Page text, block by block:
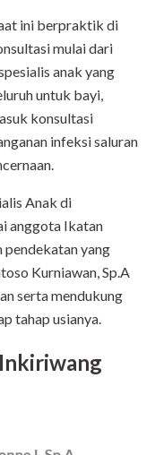
ini berpraktik di
mulai dari
anak yang
untuk bayi,
konsultasi
infeksi saluran
Anak di
anggota Ikatan
pendekatan yang
Kurniawan, Sp.A
serta mendukung
tahap usianya.